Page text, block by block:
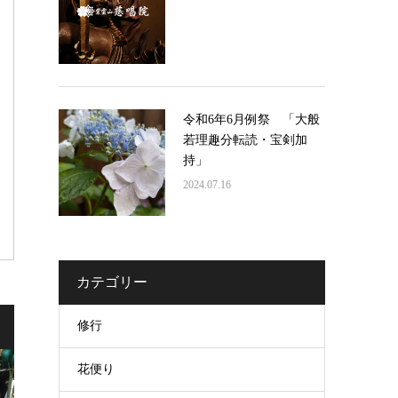
令和6年6月例祭 「大般
若理趣分転読・宝剣加
持」
2024.07.16
カテゴリー
修行
花便り